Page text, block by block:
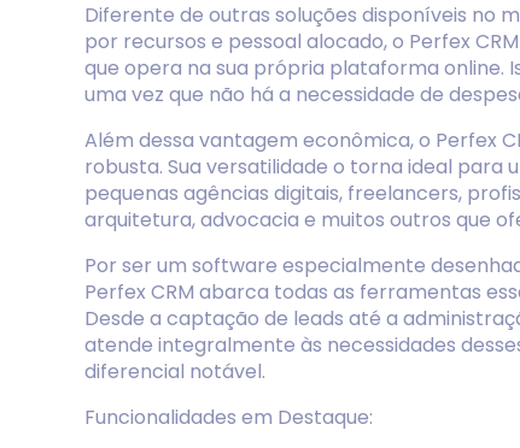
Diferente de outras soluções disponíveis no
por recursos e pessoal alocado, o Perfex
que opera na sua própria plataforma online.
uma vez que não há a necessidade de
Além dessa vantagem econômica, o Perfex
robusta. Sua versatilidade o torna ideal
pequenas agências digitais, freelancers,
arquitetura, advocacia e muitos outros que
Por ser um software especialmente
Perfex CRM abarca todas as ferramentas
Desde a captação de leads até a
atende integralmente às necessidades
diferencial notável.
Funcionalidades em Destaque: